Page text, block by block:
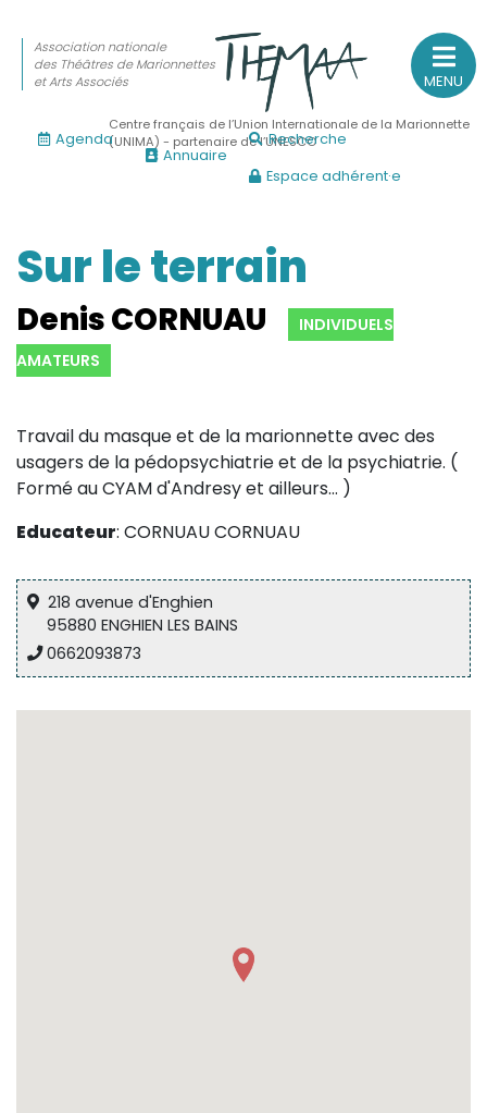
Sur le feu
(Actualités, annonces, vie professionnelle)
Sur le vif
Sur le fond
(Fonctionnement, gouvernance, groupes de travail,
Sur l’étagère
(Documents, études, publications)
MENU
Association nationale
des Théâtres de Marionnettes
et Arts Associés
Centre français de l’Union Internationale de la Marionnette
(UNIMA) - partenaire de l’UNESCO
Agenda
Annuaire
Recherche
Espace adhérent·e
Sur le terrain
Denis CORNUAU
INDIVIDUELS
AMATEURS
Travail du masque et de la marionnette avec des
usagers de la pédopsychiatrie et de la psychiatrie. (
Formé au CYAM d'Andresy et ailleurs... )
Educateur: CORNUAU CORNUAU
218 avenue d'Enghien
95880 ENGHIEN LES BAINS
0662093873